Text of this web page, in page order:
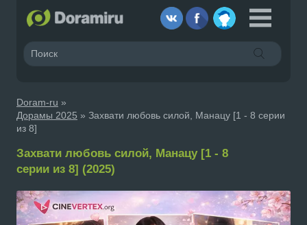
Doram-ru »
Дорамы 2025 » Захвати любовь силой, Манацу [1 - 8 серии
из 8]
Захвати любовь силой, Манацу [1 - 8
серии из 8] (2025)